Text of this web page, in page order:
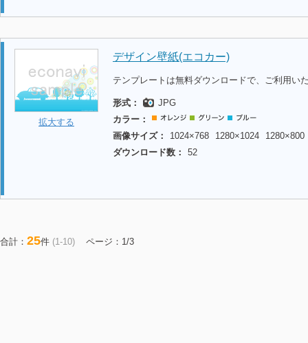
拡大する
デザイン壁紙(エコカー)
テンプレートは無料ダウンロードで、ご利用い
形式：
JPG
カラー：
画像サイズ：
1024×768 1280×1024
1280×800
ダウンロード数：
52
合計： 25件 (1-10) ページ：1/3